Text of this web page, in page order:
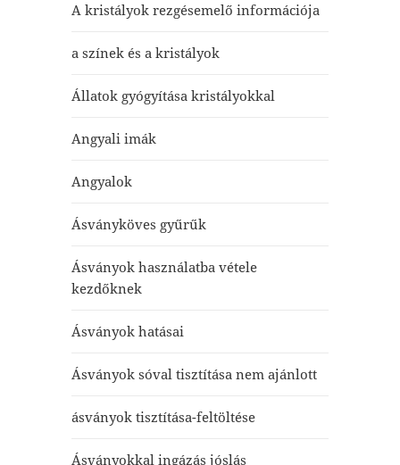
A kristályok rezgésemelő információja
a színek és a kristályok
Állatok gyógyítása kristályokkal
Angyali imák
Angyalok
Ásványköves gyűrűk
Ásványok használatba vétele
kezdőknek
Ásványok hatásai
Ásványok sóval tisztítása nem ajánlott
ásványok tisztítása-feltöltése
Ásványokkal ingázás jóslás